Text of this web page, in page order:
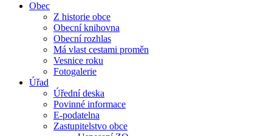
Obec
Z historie obce
Obecní knihovna
Obecní rozhlas
Má vlast cestami proměn
Vesnice roku
Fotogalerie
Úřad
Úřední deska
Povinné informace
E-podatelna
Zastupitelstvo obce